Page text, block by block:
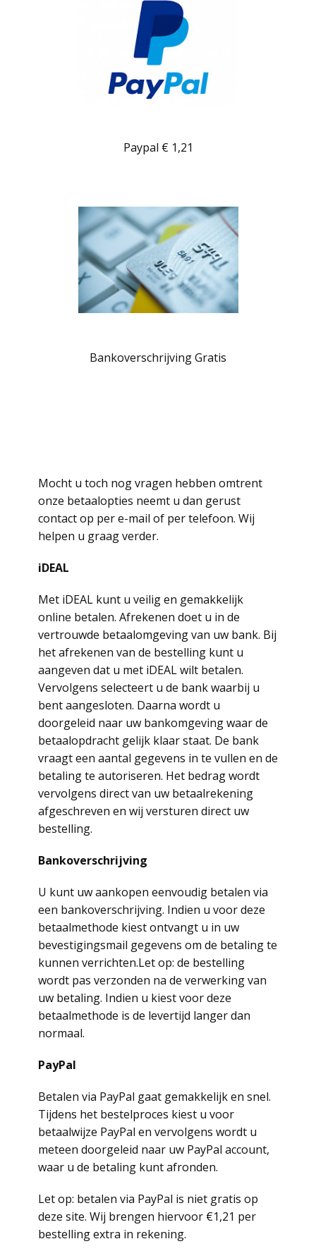
Paypal € 1,21
Bankoverschrijving Gratis
Mocht u toch nog vragen hebben omtrent
onze betaalopties neemt u dan gerust
contact op per e-mail of per telefoon. Wij
helpen u graag verder.
iDEAL
Met iDEAL kunt u veilig en gemakkelijk
online betalen. Afrekenen doet u in de
vertrouwde betaalomgeving van uw bank. Bij
het afrekenen van de bestelling kunt u
aangeven dat u met iDEAL wilt betalen.
Vervolgens selecteert u de bank waarbij u
bent aangesloten. Daarna wordt u
doorgeleid naar uw bankomgeving waar de
betaalopdracht gelijk klaar staat. De bank
vraagt een aantal gegevens in te vullen en de
betaling te autoriseren. Het bedrag wordt
vervolgens direct van uw betaalrekening
afgeschreven en wij versturen direct uw
bestelling.
Bankoverschrijving
U kunt uw aankopen eenvoudig betalen via
een bankoverschrijving. Indien u voor deze
betaalmethode kiest ontvangt u in uw
bevestigingsmail gegevens om de betaling te
kunnen verrichten.Let op: de bestelling
wordt pas verzonden na de verwerking van
uw betaling. Indien u kiest voor deze
betaalmethode is de levertijd langer dan
normaal.
PayPal
Betalen via PayPal gaat gemakkelijk en snel.
Tijdens het bestelproces kiest u voor
betaalwijze PayPal en vervolgens wordt u
meteen doorgeleid naar uw PayPal account,
waar u de betaling kunt afronden.
Let op: betalen via PayPal is niet gratis op
deze site. Wij brengen hiervoor €1,21 per
bestelling extra in rekening.